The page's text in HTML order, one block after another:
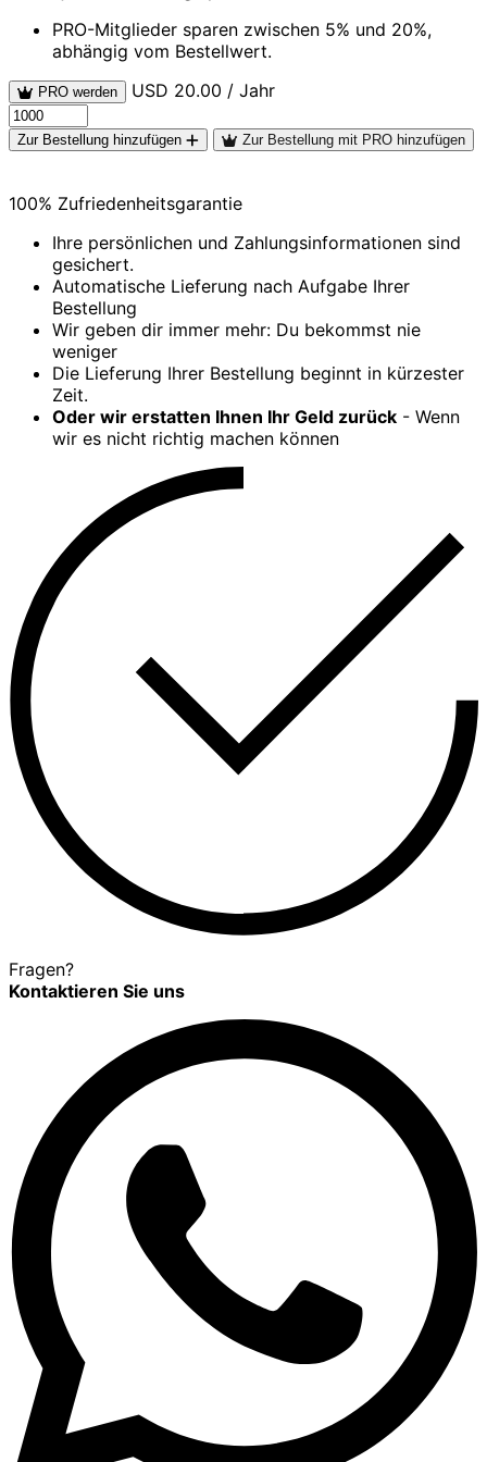
PRO-Mitglieder sparen zwischen 5% und 20%,
abhängig vom Bestellwert.
PRO werden USD 20.00 / Jahr
Zur Bestellung hinzufügen Zur Bestellung mit PRO hinzufügen
100% Zufriedenheitsgarantie
Ihre persönlichen und Zahlungsinformationen sind
gesichert.
Automatische Lieferung nach Aufgabe Ihrer
Bestellung
Wir geben dir immer mehr: Du bekommst nie
weniger
Die Lieferung Ihrer Bestellung beginnt in kürzester
Zeit.
Oder wir erstatten Ihnen Ihr Geld zurück - Wenn
wir es nicht richtig machen können
Fragen?
Kontaktieren Sie uns